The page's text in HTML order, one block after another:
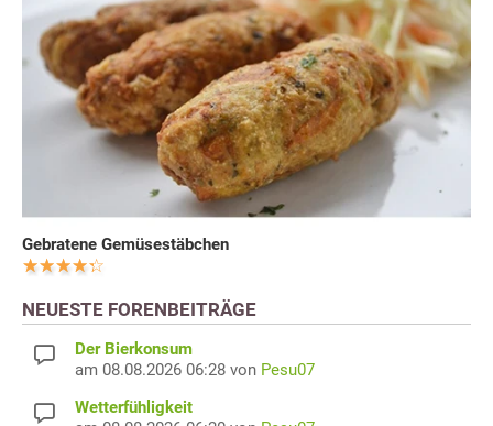
Gebratene Gemüsestäbchen
NEUESTE FORENBEITRÄGE
Der Bierkonsum
am 08.08.2026 06:28 von Pesu07
Wetterfühligkeit